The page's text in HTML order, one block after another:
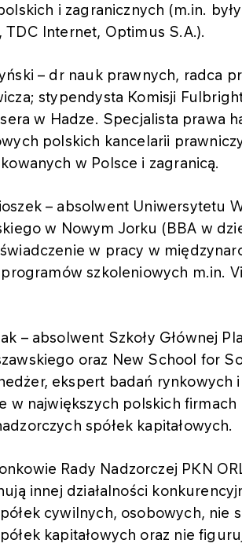
i zagranicznych (m.in.
Internet, Optimus S.A.).
– dr nauk prawnych, radca
stypendysta Komisji
w Hadze. Specjalista prawa
polskich kancelarii
w Polsce i zagranicą.
– absolwent Uniwersytetu
w Nowym Jorku (BBA w
w pracy w
szkoleniowych m.in.
– absolwent Szkoły Głównej
oraz New School for
ekspert badań rynkowych i
w największych polskich
spółek kapitałowych.
Rady Nadzorczej PKN
innej działalności
cywilnych, osobowych, nie
kapitałowych oraz nie